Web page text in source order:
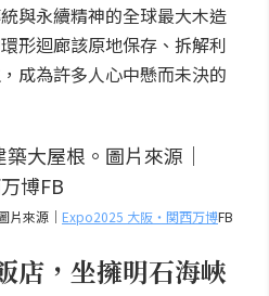
與永續精神的全球最大木造
形迴廊該原地保存、拆解利
成為許多人心中懸而未決的
片來源｜ Expo2025 大阪・関西万博FB
店，坐擁明石海峽